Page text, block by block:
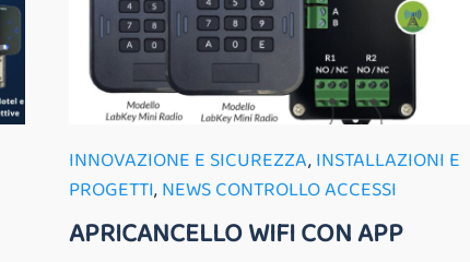
INNOVAZIONE E SICUREZZA,INSTALLAZIONI E
PROGETTI,NEWS CONTROLLO ACCESSI
APRICANCELLO WIFI CON APP